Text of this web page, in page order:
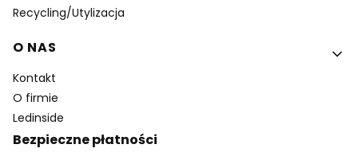
Recycling/Utylizacja
O NAS
Kontakt
O firmie
Ledinside
Bezpieczne płatności